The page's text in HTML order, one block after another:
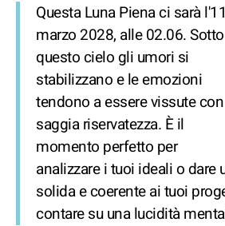
Questa Luna Piena ci sarà l'11
marzo 2028, alle 02.06. Sotto
questo cielo gli umori si
stabilizzano e le emozioni
tendono a essere vissute con
saggia riservatezza. È il
momento perfetto per
analizzare i tuoi ideali o dare
solida e coerente ai tuoi
contare su una lucidità